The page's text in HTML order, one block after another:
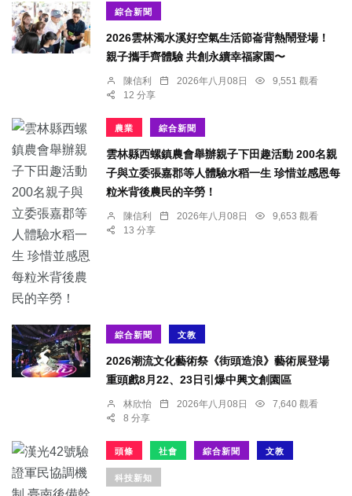
綜合新聞
2026雲林濁水溪好空氣生活節崙背熱鬧登場！
親子攜手齊體驗 共創永續幸福家園〜
陳信利 2026年八月08日
9,551 觀看
12 分享
農業 綜合新聞
雲林縣西螺鎮農會舉辦親子下田趣活動 200名親
子與立委張嘉郡等人體驗水稻一生 珍惜並感恩每
粒米背後農民的辛勞！
陳信利 2026年八月08日
9,653 觀看
13 分享
綜合新聞 文教
2026潮流文化藝術祭《街頭造浪》藝術展登場
重頭戲8月22、23日引爆中興文創園區
林欣怡 2026年八月08日
7,640 觀看
8 分享
頭條 社會 綜合新聞 文教
科技新知